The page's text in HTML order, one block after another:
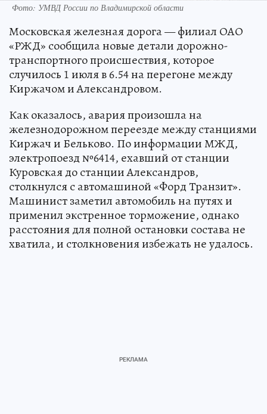
Фото: УМВД России по Владимирской области
Московская железная дорога — филиал ОАО
«РЖД» сообщила новые детали дорожно-
транспортного происшествия, которое
случилось 1 июля в 6.54 на перегоне между
Киржачом и Александровом.
Как оказалось, авария произошла на
железнодорожном переезде между станциями
Киржач и Бельково. По информации МЖД,
электропоезд №6414, ехавший от станции
Куровская до станции Александров,
столкнулся с автомашиной «Форд Транзит».
Машинист заметил автомобиль на путях и
применил экстренное торможение, однако
расстояния для полной остановки состава не
хватила, и столкновения избежать не удалось.